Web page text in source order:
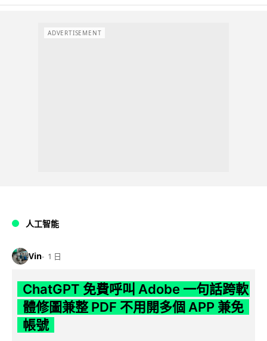
ADVERTISEMENT
人工智能
Vin 1 日
ChatGPT 免費呼叫 Adobe 一句話跨軟
體修圖兼整 PDF 不用開多個 APP 兼免
帳號